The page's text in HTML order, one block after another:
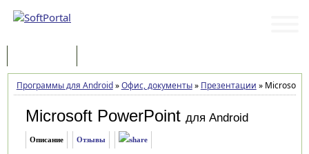
Программы для Android»Офис, документы» Презентации »Microsoft
Microsoft PowerPoint для Android
Описание Отзывы